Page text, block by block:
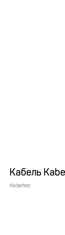
Кабель
Kabeltec